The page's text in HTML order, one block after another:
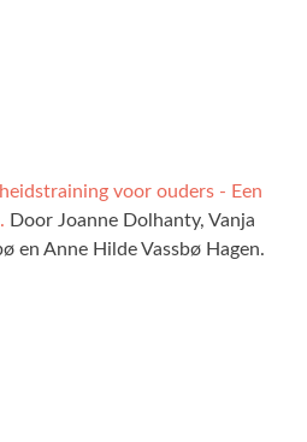
voor ouders - Een
Door Joanne Dolhanty, Vanja
en Anne Hilde Vassbø Hagen.